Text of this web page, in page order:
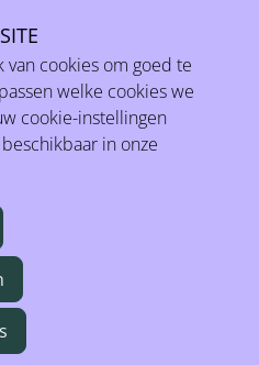
van een exitgesprek
worden.
cookies om goed te
welke cookies we
cookie-instellingen
in onze